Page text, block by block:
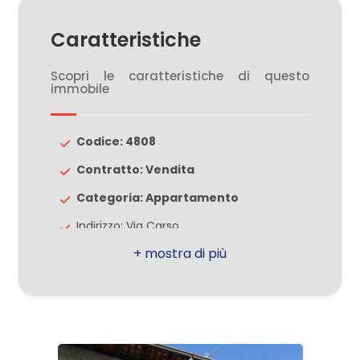
Caratteristiche
Scopri le caratteristiche di questo
immobile
Codice: 4808
Contratto: Vendita
Categoria: Appartamento
Indirizzo: Via Carso
Comune: Lazzate